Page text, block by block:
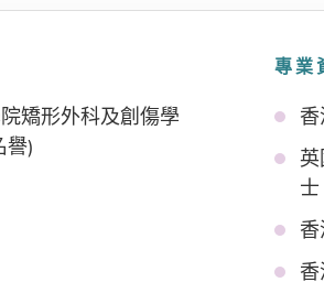
矯形外科及創傷學
譽)
專業
士